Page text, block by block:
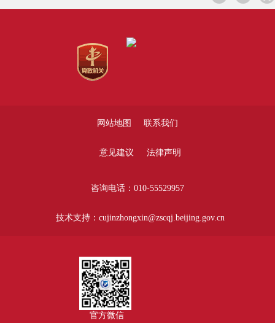
网站地图 联系我们
意见建议 法律声明
咨询电话：010-55529957
技术支持：cujinzhongxin@zscqj.beijing.gov.cn
官方微信